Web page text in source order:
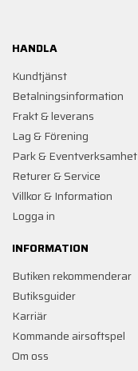
HANDLA
Kundtjänst
Betalningsinformation
Frakt & leverans
Lag & Förening
Park & Eventverksamhet
Returer & Service
Villkor & Information
Logga in
INFORMATION
Butiken rekommenderar
Butiksguider
Karriär
Kommande airsoftspel
Om oss